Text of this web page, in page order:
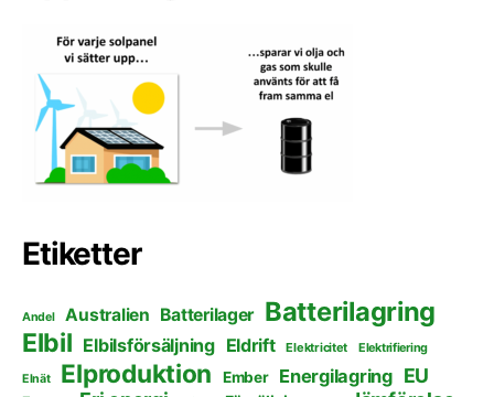
Etiketter
Andel Australien Batterilager Batterilagring
Elbil Elbilsförsäljning Eldrift Elektricitet Elektrifiering
Elnät Elproduktion Ember Energilagring EU